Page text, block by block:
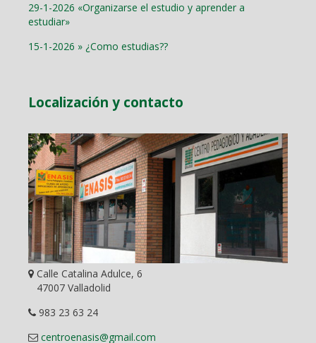
29-1-2026 «Organizarse el estudio y aprender a
estudiar»
15-1-2026 » ¿Como estudias??
Localización y contacto
Calle Catalina Adulce, 6
47007 Valladolid
983 23 63 24
centroenasis@gmail.com